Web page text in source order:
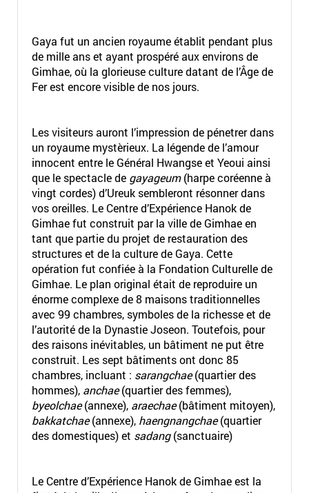
Gaya fut un ancien royaume établit pendant plus
de mille ans et ayant prospéré aux environs de
Gimhae, où la glorieuse culture datant de l’Âge de
Fer est encore visible de nos jours.
Les visiteurs auront l’impression de pénetrer dans
un royaume mystèrieux. La légende de l’amour
innocent entre le Général Hwangse et Yeoui ainsi
que le spectacle de gayageum(harpe coréenne à
vingt cordes) d’Ureuk sembleront résonner dans
vos oreilles. Le Centre d’Expérience Hanok de
Gimhae fut construit par la ville de Gimhae en
tant que partie du projet de restauration des
structures et de la culture de Gaya. Cette
opération fut confiée à la Fondation Culturelle de
Gimhae. Le plan original était de reproduire un
énorme complexe de 8 maisons traditionnelles
avec 99 chambres, symboles de la richesse et de
l’autorité de la Dynastie Joseon. Toutefois, pour
des raisons inévitables, un bâtiment ne put être
construit. Les sept bâtiments ont donc 85
chambres, incluant : sarangchae(quartier des
hommes), anchae(quartier des femmes),
byeolchae(annexe), araechae(bâtiment mitoyen),
bakkatchae(annexe), haengnangchae(quartier
des domestiques) et sadang(sanctuaire)
Le Centre d’Expérience Hanok de Gimhae est la